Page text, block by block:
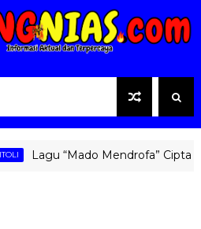
Lagu “Mado Mendrofa” Ciptaan